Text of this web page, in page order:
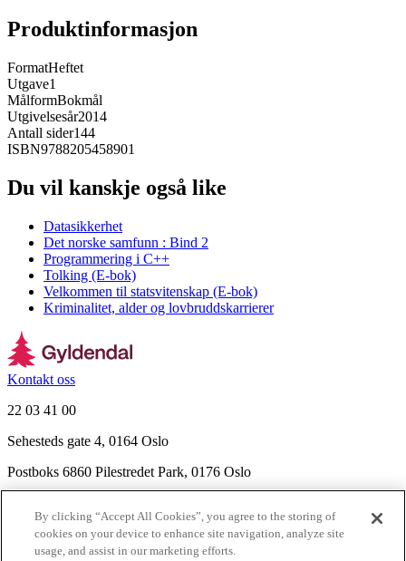
Produktinformasjon
FormatHeftet
Utgave1
MålformBokmål
Utgivelsesår2014
Antall sider144
ISBN9788205458901
Du vil kanskje også like
Datasikkerhet
Det norske samfunn : Bind 2
Programmering i C++
Tolking (E-bok)
Velkommen til statsvitenskap (E-bok)
Kriminalitet, alder og lovbruddskarrierer
Kontakt oss
22 03 41 00
Sehesteds gate 4, 0164 Oslo
Postboks 6860 Pilestredet Park, 0176 Oslo
Nyhetsbrev
Ledige stillinger
By clicking “Accept All Cookies”, you agree to the storing of
cookies on your device to enhance site navigation, analyze site
usage, and assist in our marketing efforts.